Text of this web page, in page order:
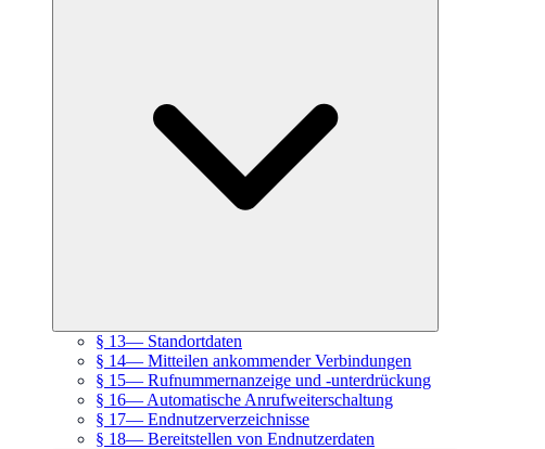
§ 13— Standortdaten
§ 14— Mitteilen ankommender Verbindungen
§ 15— Rufnummernanzeige und -unterdrückung
§ 16— Automatische Anrufweiterschaltung
§ 17— Endnutzerverzeichnisse
§ 18— Bereitstellen von Endnutzerdaten